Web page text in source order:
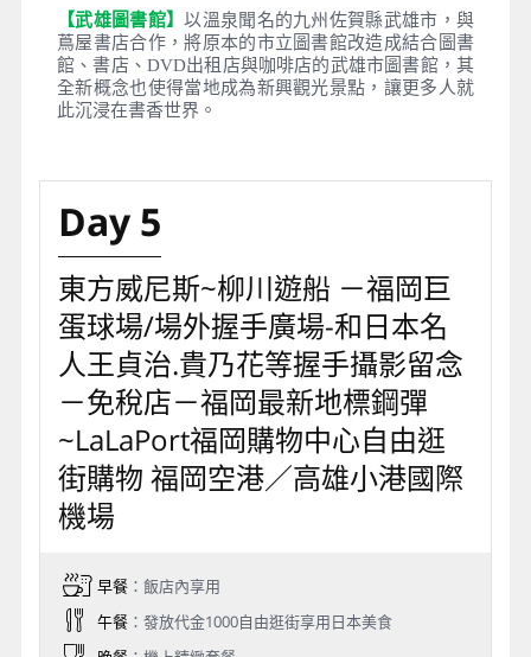
在北熊本車站內備有熊本電鐵限定商品及萌熊商品，
可以在此歡樂選購。
【熊本城(上天守閣)】天守閣在西元1877年的西南戰
爭時燒失，目前所見為後來重建。在天守閣前的廣場
有株銀杏，有一說 「銀杏城」的別稱是因為這棵銀
本城珍貴的文物，為保護文物許多禁止攝影。由於在
2016年熊本大地震時熊本城受到嚴重的損壞，全城區
關閉進行修復工程。在2020年開始城內部分開放復興
路線參觀，而在2021年春季天守閣已經接近修復完
成，己在2021年4月26日特別開放天守閣。
【武雄神社】武雄神社，是武雄極具代表性特色的景
點之一，是當地的最古老神社也是信仰中心，來這參
拜是件相當有趣的事情，從進門前的縁結びの御神木
「夫婦檜」到一旁的消除厄運與求戀愛運的的弓箭
「步射占」、就連祈求願望的繪馬都是以八卦的概念
擺放的，除此之外武雄神社的後面樹林裡還祭祀著樹
齡已超過3000年的大楠神木，這棵大楠樹高30公尺、
樹圍20公尺在全日本的巨木中排名第7，走在林道
間，感覺像是宮崎駿裡龍貓住的大樹一般，就算只能
靈住在其中喔！
【武雄圖書館】以溫泉聞名的九州佐賀縣武雄市，與
蔦屋書店合作，將原本的市立圖書館改造成結合圖書